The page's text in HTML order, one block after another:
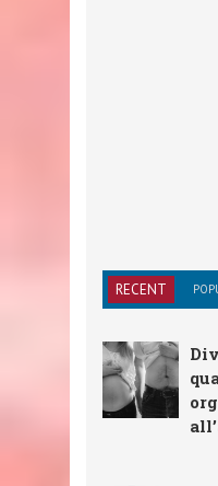
RECENT